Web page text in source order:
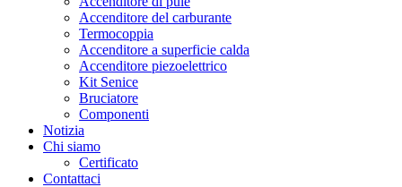
Accenditore del carburante
Termocoppia
Accenditore a superficie calda
Accenditore piezoelettrico
Kit Senice
Bruciatore
Componenti
Notizia
Chi siamo
Certificato
Contattaci